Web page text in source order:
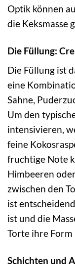
Optik können
die Keksmasse
Die Füllung:
Die Füllung ist
eine
Sahne,
Um den
intensivieren,
feine
fruchtige Note
Himbeeren
zwischen den
ist
ist und die
Torte ihre Form
Schichten und